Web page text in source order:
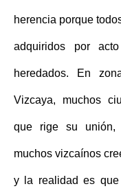
herencia porque
adquiridos por
heredados. En
Vizcaya, muchos
que rige su unión,
muchos vizcaínos
y la realidad es que